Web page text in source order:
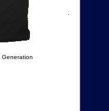
Generation